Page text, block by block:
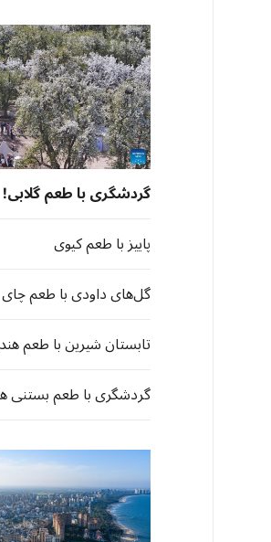
گردشگری با طعم گلابی!
پاییز با طعم کیوی
گل‌های داودی با طعم چای
تابستان شیرین با طعم
گردشگری با طعم